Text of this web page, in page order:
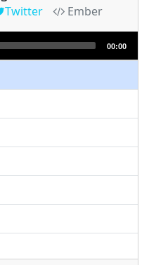
Twitter
Ember
00:00